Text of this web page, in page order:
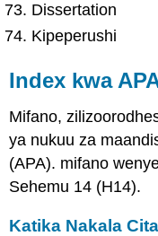
Dissertation
Kipeperushi
Index kwa
Mifano,
ya nukuu za
(APA). mifano
Sehemu 14 (H14).
Katika Nakala